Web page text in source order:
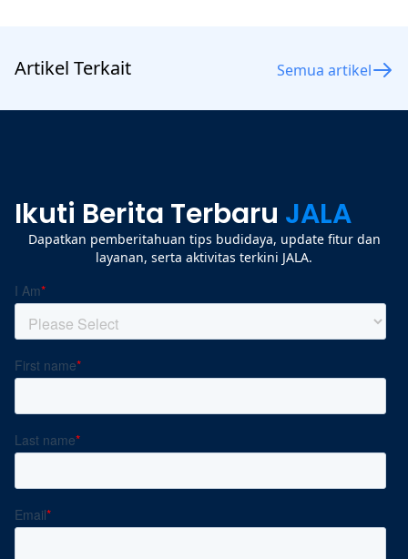
Artikel Terkait Semua artikel
Ikuti Berita Terbaru JALA
Dapatkan pemberitahuan tips budidaya, update fitur dan
layanan, serta aktivitas terkini JALA.